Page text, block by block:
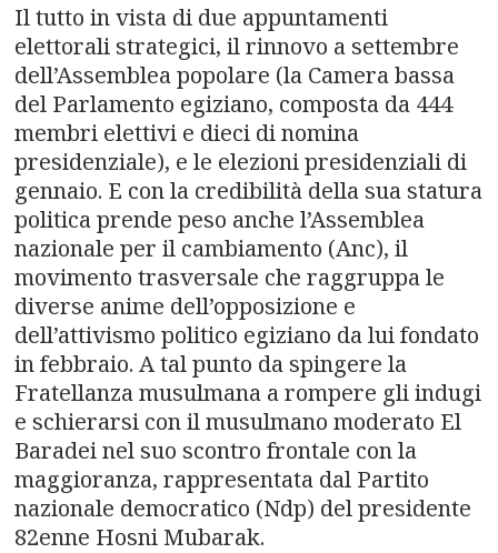
Il tutto in vista di due appuntamenti
elettorali strategici, il rinnovo a settembre
dell’Assemblea popolare (la Camera bassa
del Parlamento egiziano, composta da 444
membri elettivi e dieci di nomina
presidenziale), e le elezioni presidenziali di
gennaio. E con la credibilità della sua statura
politica prende peso anche l’Assemblea
nazionale per il cambiamento (Anc), il
movimento trasversale che raggruppa le
diverse anime dell’opposizione e
dell’attivismo politico egiziano da lui fondato
in febbraio. A tal punto da spingere la
Fratellanza musulmana a rompere gli indugi
e schierarsi con il musulmano moderato El
Baradei nel suo scontro frontale con la
maggioranza, rappresentata dal Partito
nazionale democratico (Ndp) del presidente
82enne Hosni Mubarak.